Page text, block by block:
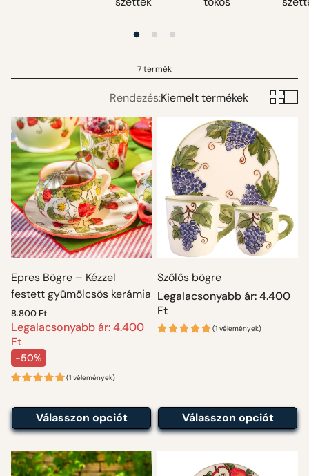
7 termék
Rendezés:Kiemelt termékek
Epres Bögre – Kézzel
festett gyümölcsös kerámia
Legalacsonyabb ár: 4.400
Ft
-50%
Akciós ár
Normál ár
8.800 Ft
(1 vélemények)
Válasszon opciót
Szőlős bögre
Normál
ár
Legalacsonyabb ár: 4.400
Ft
(1 vélemények)
Válasszon opciót